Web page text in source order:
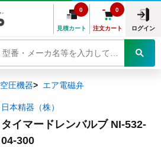
見積カート
0
注文カート
0
ログイン
空圧機器 エア電磁弁
日本精器（株）
タイマードレンバルブ NI-532-
04-300